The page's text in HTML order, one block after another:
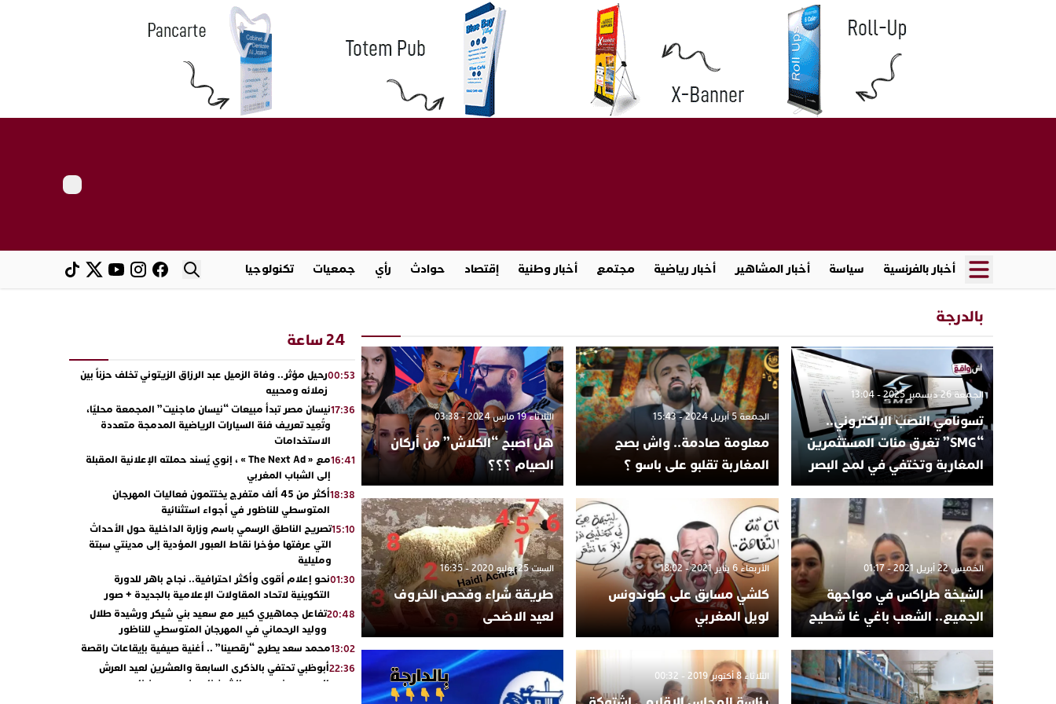
أخبار بالفرنسية سياسة أخبار المشاهير أخبار رياضية مجتمع أخبار وطنية إقتصاد حوادث رأي جمعيات تكنولوجيا
بالدرجة
الجمعة 26 ديسمبر 2025 - 13:04
تسونامي النصب الإلكتروني..
“SMG” تغرق مئات المستثمرين
المغاربة وتختفي في لمح البصر
الجمعة 5 أبريل 2024 - 15:43
معلومة صادمة.. واش بصح
المغاربة تقلبو على باسو ؟
الثلاثاء 19 مارس 2024 - 03:38
هل اصبح “الكلاش” من أركان
الصيام ؟؟؟
الخميس 22 أبريل 2021 - 01:17
الشيخة طراكس في مواجهة
الجميع.. الشعب باغي غا شطيح
الأربعاء 6 يناير 2021 - 18:02
كلشي مسابق على طوندونس
لويل المغربي
السبت 25 يوليو 2020 - 16:35
طريقة شراء وفحص الخروف
لعيد الاضحى
الثلاثاء 8 أكتوبر 2019 - 00:32
24 ساعة
00:53رحيل مؤثر.. وفاة الزميل عبد الرزاق الزيتوني تخلف حزناً بين
زملائه ومحبيه
17:36نيسان مصر تبدأ مبيعات “نيسان ماجنيت” المجمعة محليًا،
وتُعِيد تعريف فئة السيارات الرياضية المدمجة متعددة
الاستخدامات
16:41
مع « The Next Ad » ، إنوي يُسند حملته الإعلانية المقبلة
إلى الشباب المغربي
18:38
أكثر من 45 ألف متفرج يختتمون فعاليات المهرجان
المتوسطي للناظور في أجواء استثنائية
15:10تصريح الناطق الرسمي باسم وزارة الداخلية حول الأحداث
التي عرفتها مؤخرا نقاط العبور المؤدية إلى مدينتي سبتة
ومليلية
01:30نحو إعلام أقوى وأكثر احترافية.. نجاح باهر للدورة
التكوينية لاتحاد المقاولات الإعلامية بالجديدة + صور
20:48تفاعل جماهيري كبير مع سعيد بني شيكر ورشيدة طلال
ووليد الرحماني في المهرجان المتوسطي للناظور
13:02محمد سعد يطرح “رقصينا” .. أغنية صيفية بإيقاعات راقصة
22:36أبوظبي تحتفي بالذكرى السابعة والعشرين لعيد العرش
المجيد بحضور سمو الشيخ زايد بن محمد بن زايد وسمو